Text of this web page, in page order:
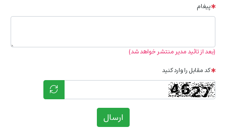
پیغام
(بعد از تائید مدیر منتشر خواهد شد)
کد مقابل را وارد کنید
ارسال